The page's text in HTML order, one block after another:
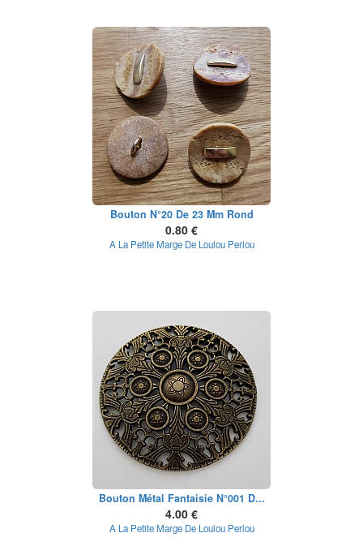
Bouton N°20 De 23 Mm Rond
0.80 €
A La Petite Marge De Loulou Perlou
Bouton Métal Fantaisie N°001 D...
4.00 €
A La Petite Marge De Loulou Perlou